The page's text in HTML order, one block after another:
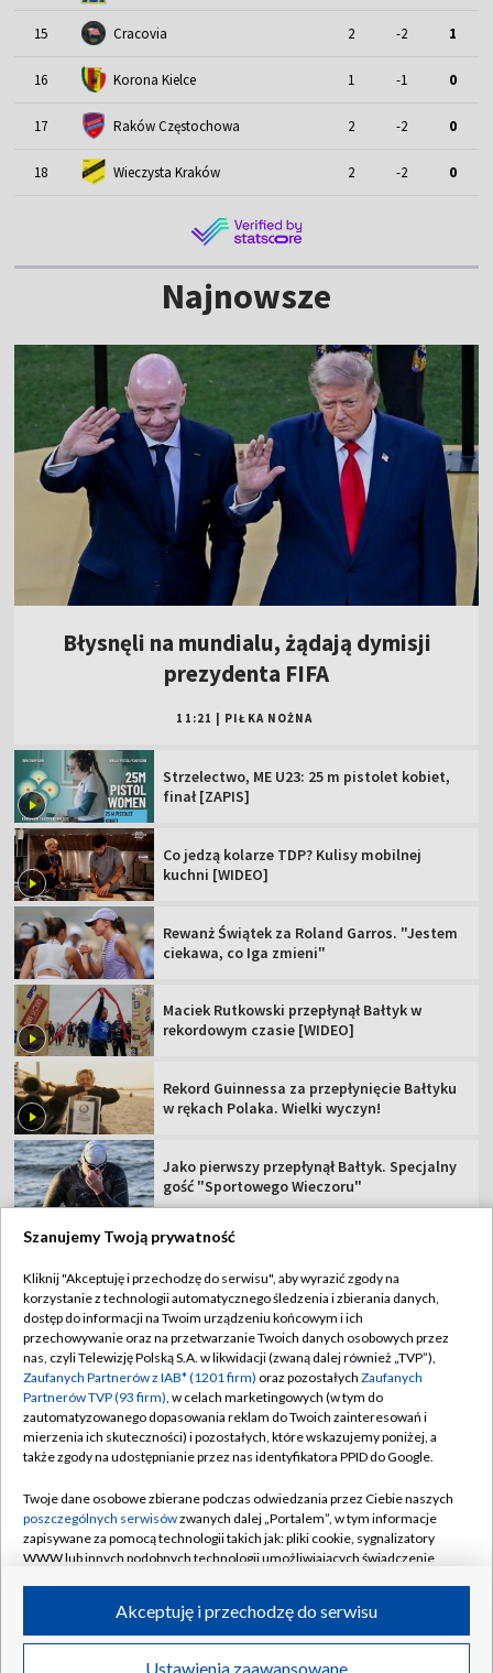
15 Cracovia 2 -2 1
16 Korona Kielce 1 -1 0
17 Raków Częstochowa 2 -2 0
18 Wieczysta Kraków 2 -2 0
Najnowsze
Błysnęli na mundialu, żądają dymisji
prezydenta FIFA
11:21 PIŁKA NOŻNA
Strzelectwo, ME U23: 25 m pistolet kobiet,
finał [ZAPIS]
Co jedzą kolarze TDP? Kulisy mobilnej
kuchni [WIDEO]
Rewanż Świątek za Roland Garros. "Jestem
ciekawa, co Iga zmieni"
Maciek Rutkowski przepłynął Bałtyk w
rekordowym czasie [WIDEO]
Rekord Guinnessa za przepłynięcie Bałtyku
w rękach Polaka. Wielki wyczyn!
Jako pierwszy przepłynął Bałtyk. Specjalny
gość "Sportowego Wieczoru"
TVP
Abonament TVP
Sklep TVP
Biuro Reklamy
Oferta Handlowa
Emisja w TVP
Rada Programowa
Ogłoszenia przetargowe
Akademia Telewizyjna
Regulamin TVP
Polityka prywatności
Moje zgody
Biuro reklamy
Kanały
©2026 Telewizja Polska Spółka Akcyjna w likwidacji
Szanujemy Twoją prywatność
Kliknij "Akceptuję i przechodzę do serwisu", aby wyrazić zgody na
korzystanie z technologii automatycznego śledzenia i zbierania danych,
dostęp do informacji na Twoim urządzeniu końcowym i ich
przechowywanie oraz na przetwarzanie Twoich danych osobowych przez
nas, czyli Telewizję Polską S.A. w likwidacji (zwaną dalej również „TVP”),
Zaufanych Partnerów z IAB* (1201 firm) oraz pozostałych Zaufanych
Partnerów TVP (93 firm), w celach marketingowych (w tym do
zautomatyzowanego dopasowania reklam do Twoich zainteresowań i
mierzenia ich skuteczności) i pozostałych, które wskazujemy poniżej, a
także zgody na udostępnianie przez nas identyfikatora PPID do Google.
Twoje dane osobowe zbierane podczas odwiedzania przez Ciebie naszych
poszczególnych serwisówzwanych dalej „Portalem”, w tym informacje
zapisywane za pomocą technologii takich jak: pliki cookie, sygnalizatory
WWW lub innych podobnych technologii umożliwiających świadczenie
ruchu w Internecie.
Twoje dane osobowe zbierane podczas odwiedzania przez Ciebie
Ustawienia zaawansowane
Akceptuję i przechodzę do serwisu